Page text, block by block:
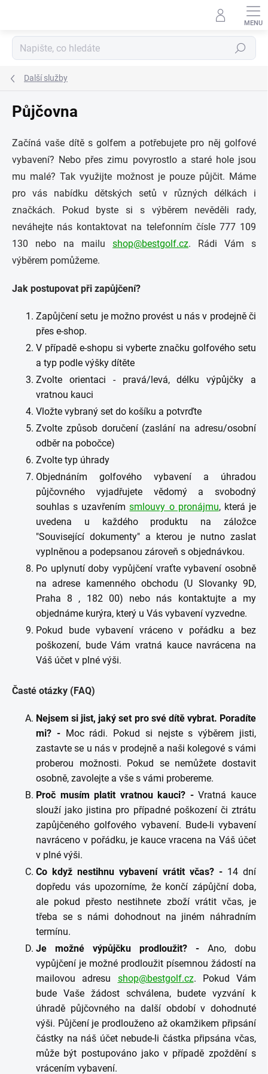
Hledat
Další služby
Půjčovna
Začíná vaše dítě s golfem a potřebujete pro něj golfové
vybavení? Nebo přes zimu povyrostlo a staré hole jsou
mu malé? Tak využijte možnost je pouze půjčit. Máme
pro vás nabídku dětských setů v různých délkách i
značkách. Pokud byste si s výběrem nevěděli rady,
neváhejte nás kontaktovat na telefonním čísle 777 109
130 nebo na mailu shop@bestgolf.cz. Rádi Vám s
výběrem pomůžeme.
Jak postupovat při zapůjčení?
Zapůjčení setu je možno provést u nás v prodejně či
přes e-shop.
V případě e-shopu si vyberte značku golfového setu
a typ podle výšky dítěte
Zvolte orientaci - pravá/levá, délku výpůjčky a
vratnou kauci
Vložte vybraný set do košíku a potvrďte
Zvolte způsob doručení (zaslání na adresu/osobní
odběr na pobočce)
Zvolte typ úhrady
Objednáním golfového vybavení a úhradou
půjčovného vyjadřujete vědomý a svobodný
souhlas s uzavřenímsmlouvy o pronájmu, která je
uvedena u každého produktu na záložce
"Související dokumenty" a kterou je nutno zaslat
vyplněnou a podepsanou zároveň s objednávkou.
Po uplynutí doby vypůjčení vraťte vybavení osobně
na adrese kamenného obchodu (U Slovanky 9D,
Praha 8 , 182 00) nebo nás kontaktujte a my
objednáme kurýra, který u Vás vybavení vyzvedne.
Pokud bude vybavení vráceno v pořádku a bez
poškození, bude Vám vratná kauce navrácena na
Váš účet v plné výši.
Časté otázky (FAQ)
Nejsem si jist, jaký set pro své dítě vybrat. Poradíte
mi? - Moc rádi. Pokud si nejste s výběrem jisti,
zastavte se u nás v prodejně a naši kolegové s vámi
proberou možnosti. Pokud se nemůžete dostavit
osobně, zavolejte a vše s vámi probereme.
Proč musím platit vratnou kauci? -Vratná kauce
slouží jako jistina pro případné poškození či ztrátu
zapůjčeného golfového vybavení. Bude-li vybavení
navráceno v pořádku, je kauce vracena na Váš účet
v plné výši.
Co když nestihnu vybavení vrátit včas? - 14 dní
dopředu vás upozorníme, že končí zápůjční doba,
ale pokud přesto nestihnete zboží vrátit včas, je
třeba se s námi dohodnout na jiném náhradním
termínu.
Je možné výpůjčku prodloužit? - Ano, dobu
vypůjčení je možné prodloužit písemnou žádostí na
mailovou adresu shop@bestgolf.cz. Pokud Vám
bude Vaše žádost schválena, budete vyzvání k
úhradě půjčovného na další období v dohodnuté
výši. Půjčení je prodlouženo až okamžikem připsání
částky na náš účet nebude-li částka připsána včas,
může být postupováno jako v případě zpoždění s
vrácením vybavení.